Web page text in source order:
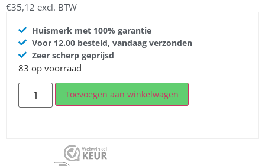
€35,12 excl. BTW
Huismerk met 100% garantie
Voor 12.00 besteld, vandaag verzonden
Zeer scherp geprijsd
83 op voorraad
Toevoegen aan winkelwagen